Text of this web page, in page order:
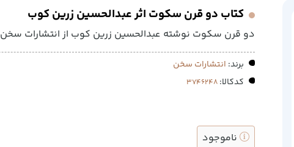
کتاب دو قرن سکوت اثر عبدالحسین زرین کوب
دو قرن سکوت نوشته عبدالحسین زرین کوب از انتشارات سخن
برند: انتشارات سخن
کدکالا:
ناموجود